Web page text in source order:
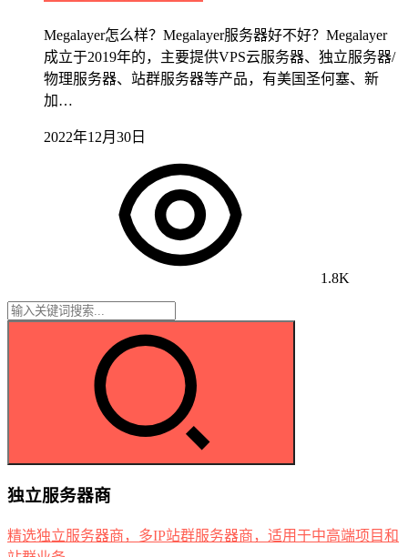
Megalayer怎么样？Megalayer服务器好不好？Megalayer
成立于2019年的，主要提供VPS云服务器、独立服务器/
物理服务器、站群服务器等产品，有美国圣何塞、新
加…
2022年12月30日
1.8K
独立服务器商
精选独立服务器商，多IP站群服务器商，适用于中高端项目和